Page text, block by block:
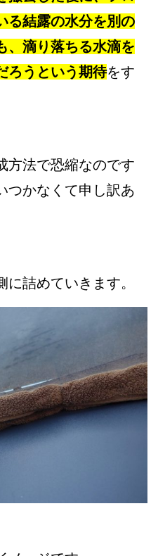
る結露の水分を別の
、滴り落ちる水滴を
ろうという期待をす
方法で恐縮なのです
つかなくて申し訳あ
詰めていきます。